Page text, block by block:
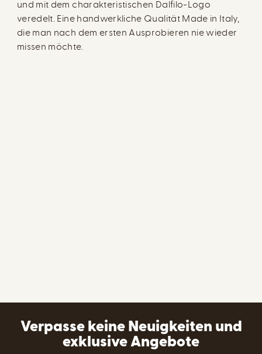
und mit dem charakteristischen Dalfilo-Logo
veredelt. Eine handwerkliche Qualität Made in Italy,
die man nach dem ersten Ausprobieren nie wieder
missen möchte.
Verpasse keine Neuigkeiten und
exklusive Angebote